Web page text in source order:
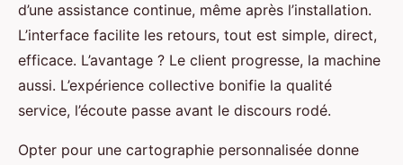
d’une assistance continue, même après l’installation.
L’interface facilite les retours, tout est simple, direct,
efficace. L’avantage ? Le client progresse, la machine
aussi. L’expérience collective bonifie la qualité
service, l’écoute passe avant le discours rodé.
Opter pour une cartographie personnalisée donne